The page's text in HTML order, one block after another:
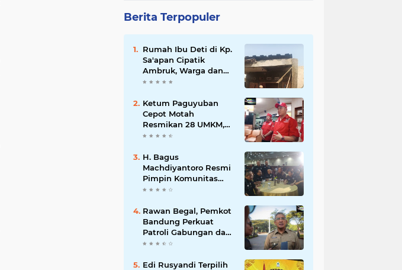
Berita Terpopuler
Rumah Ibu Deti di Kp.
Sa'apan Cipatik
Ambruk, Warga dan
Pemdes Sigap Bantu
Ketum Paguyuban
Cepot Motah
Resmikan 28 UMKM,
Siap Gelar Festival
Jalan Braga
H. Bagus
Machdiyantoro Resmi
Pimpin Komunitas
BBC Periode 2026–
Solidaritas dan
Hadirkan Program
Nyata untuk
Masyarakat
Rawan Begal, Pemkot
Bandung Perkuat
Patroli Gabungan dan
Pengawasan Digital
Edi Rusyandi Terpilih